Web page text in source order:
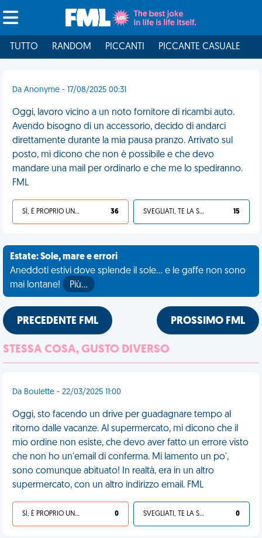
TUTTO RANDOM PICCANTI PICCANTE CASUALE
Da Anonyme - 17/08/2025 00:31
Oggi, lavoro vicino a un noto fornitore di ricambi auto.
Avendo bisogno di un accessorio, decido di andarci
direttamente durante la mia pausa pranzo. Arrivato sul
posto, mi dicono che non è possibile e che devo
mandare una mail per ordinarlo e che me lo spediranno.
FML
SÌ, È PROPRIO UNA VDM! 36 SVEGLIATI, TE LA SEI CERCATA! 15
Estate: Sole, mare e errori
Aneddoti estivi dove splende il sole... e le gaffe non sono
mai lontane!
Più…
PRECEDENTE FML PROSSIMO FML
STESSA COSA, GUSTO DIVERSO
Da Boulette - 22/03/2025 11:00
Oggi, sto facendo un drive per guadagnare tempo al
ritorno dalle vacanze. Al supermercato, mi dicono che il
mio ordine non esiste, che devo aver fatto un errore visto
che non ho un'email di conferma. Mi lamento un po',
sono comunque abituato! In realtà, era in un altro
supermercato, con un altro indirizzo email. FML
SÌ, È PROPRIO UNA VDM! 0 SVEGLIATI, TE LA SEI CERCATA! 0